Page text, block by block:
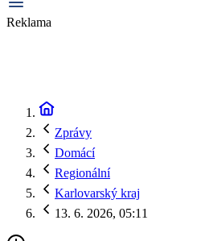
Reklama
Zprávy
Domácí
Regionální
Karlovarský kraj
13. 6. 2026, 05:11